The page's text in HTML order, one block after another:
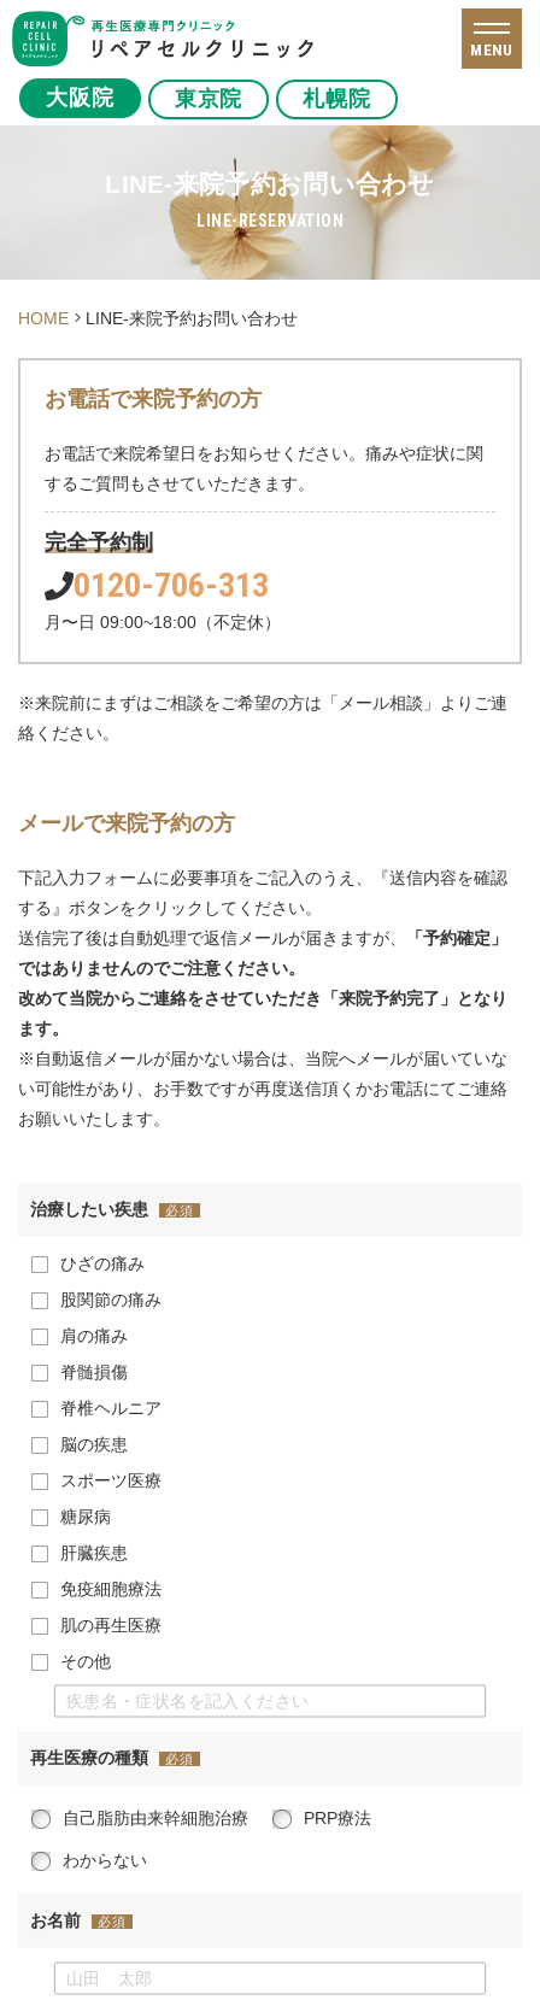
大阪院 東京院 札幌院
MENU
LINE-来院予約お問い合わせ
LINE-RESERVATION
HOME LINE-来院予約お問い合わせ
お電話で来院予約の方
お電話で来院希望日をお知らせください。 痛みや症状に関
するご質問もさせていただきます。
完全予約制
0120-706-313
月〜日 09:00~18:00（不定休）
※来院前にまずはご相談をご希望の方は「メール相談」よりご連
絡ください。
メールで来院予約の方
下記入力フォームに必要事項をご記入のうえ、『送信内容を確認
する』ボタンをクリックしてください。
送信完了後は自動処理で返信メールが届きますが、
「予約確定」
ではありませんのでご注意ください。
改めて当院からご連絡をさせていただき「来院予約完了」となり
ます。
※自動返信メールが届かない場合は、当院へメールが届いていな
い可能性があり、お手数ですが再度送信頂くかお電話にてご連絡
お願いいたします。
治療したい疾患 必須
ひざの痛み
股関節の痛み
肩の痛み
脊髄損傷
脊椎ヘルニア
脳の疾患
スポーツ医療
糖尿病
肝臓疾患
免疫細胞療法
肌の再生医療
その他
再生医療の種類 必須
自己脂肪由来幹細胞治療 PRP療法
わからない
お名前 必須